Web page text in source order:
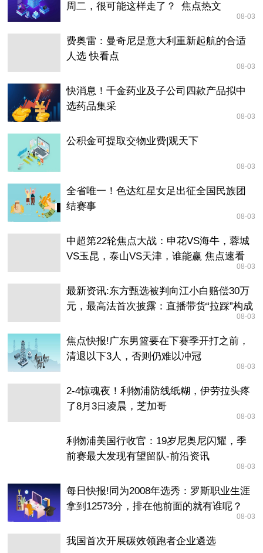
周二，很可能这样走了？_焦点热文
08-03
费奥雷：曼奇尼是意大利重新起航的合适
人选 快看点
08-03
快消息！千金药业及子公司四款产品拟中
选药品集采
08-03
公积金可提取交物业费|观天下
08-03
全省唯一！色达红星女足出征全国民族团
结赛事
08-03
中超第22轮焦点大战：申花VS海牛，蓉城
VS玉昆，泰山VS天津，谁能赢 焦点速看
08-03
最新资讯:东方甄选被判向江小白赔偿30万
元，最高法首次披露：直播带货“拉踩”构成
08-03
焦点快报!广东男篮要在下赛季开打之前，
清退以下3人，否则仍难以冲冠
08-03
2-4惊魂夜！利物浦防线纸糊，伊劳拉头疼
了8月3日凌晨，芝加哥
08-03
利物浦美国行收官：19岁尼奥尼闪耀，季
前赛最大发现有望留队-前沿资讯
08-03
每日快报!同为2008年选秀：罗斯职业生涯
拿到12573分，排在他前面的就有谁呢？
08-03
我国首次开展碳效领跑者企业遴选